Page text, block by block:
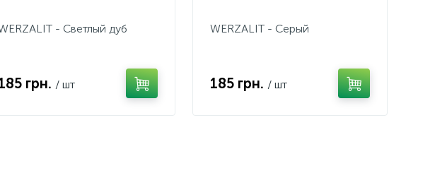
- Светлый дуб
грн. / шт
WERZALIT - Серый
185 грн. / шт